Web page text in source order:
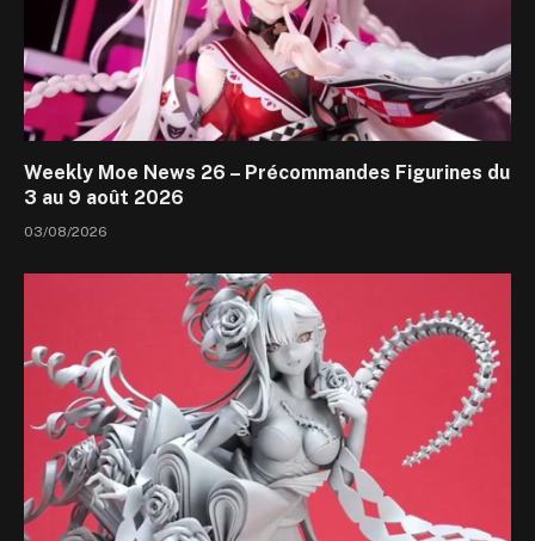
Weekly Moe News 26 – Précommandes Figurines du
3 au 9 août 2026
03/08/2026